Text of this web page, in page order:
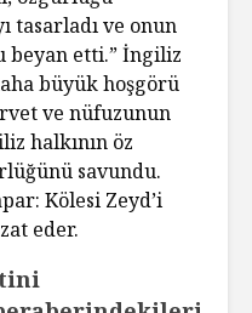
tasarladı ve onun
beyan etti.” İngiliz
büyük hoşgörü
ve nüfuzunun
halkının öz
savundu.
Kölesi Zeyd’i
eder.